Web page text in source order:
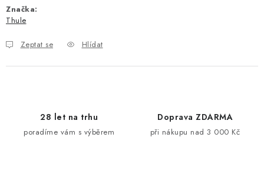
Značka:
Thule
Zeptat se Hlídat
28 let na trhu
poradíme vám s výběrem
Doprava ZDARMA
při nákupu nad 3 000 Kč